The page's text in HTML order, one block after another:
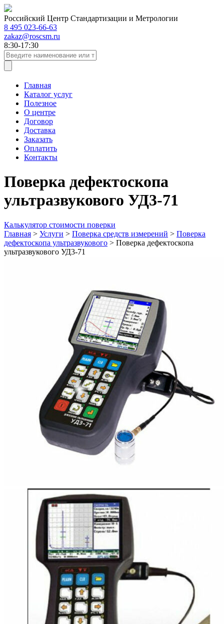
Российский Центр Стандартизации и Метрологии
8 495 023-66-63
zakaz@roscsm.ru
8:30-17:30
Главная
Каталог услуг
Полезное
О центре
Договор
Доставка
Заказать
Оплатить
Контакты
Поверка дефектоскопа
ультразвукового УД3-71
Калькулятор стоимости поверки
Главная > Услуги > Поверка средств измерений > Поверка
дефектоскопа ультразвукового > Поверка дефектоскопа
ультразвукового УД3-71